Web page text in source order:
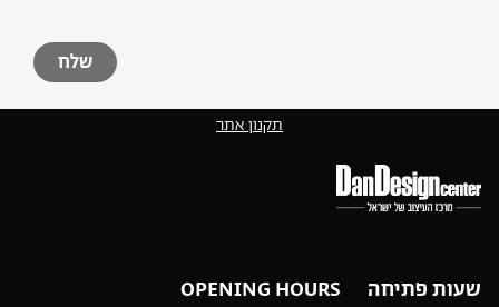
תקנון אתר
שעות פתיחה OPENING HOURS